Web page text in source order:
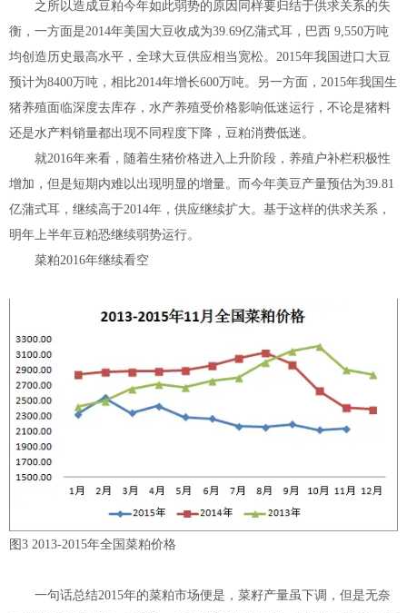
之所以造成豆粕今年如此弱势的原因同样要归结于供求关系的失
衡，一方面是2014年美国大豆收成为39.69亿蒲式耳，巴西 9,550万吨
均创造历史最高水平，全球大豆供应相当宽松。2015年我国进口大豆
预计为8400万吨，相比2014年增长600万吨。另一方面，2015年我国生
猪养殖面临深度去库存，水产养殖受价格影响低迷运行，不论是猪料
还是水产料销量都出现不同程度下降，豆粕消费低迷。
就2016年来看，随着生猪价格进入上升阶段，养殖户补栏积极性
增加，但是短期内难以出现明显的增量。而今年美豆产量预估为39.81
亿蒲式耳，继续高于2014年，供应继续扩大。基于这样的供求关系，
明年上半年豆粕恐继续弱势运行。
菜粕2016年继续看空
图3 2013-2015年全国菜粕价格
一句话总结2015年的菜粕市场便是，菜籽产量虽下调，但是无奈